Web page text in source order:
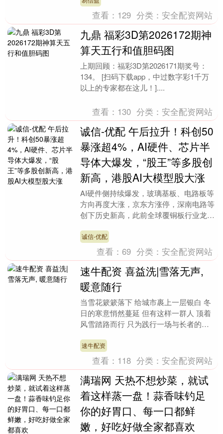
查看： 129 分类：安全配资网站
九鼎 福彩3D第2026172期神
算天五行和值胆码图
上期回顾：福彩3D第2026171期奖号：
134。 [扫码下载app，中过数字彩1千万
以上的专家都在这儿！]....
查看： 130 分类：安全配资网站
诚信-优配 午后拉升！科创50
暴涨超4%，AI硬件、芯片半
导体大爆发，“股王”等多股创
新高，港股AI大模型股大涨
AI硬件侧持续爆发，玻璃基板、电路板等
方向再度大涨，京东方涨停，深南电路等
创下历史新高，此前全球覆铜板行业龙头
函。芯片半导体....
诚信-优配
查看：69 分类：安全配资网站
速牛配资 喜益洗|雪落无声,
暖意随行
当雪花簌簌落下 给城市裹上一层银白 冬
日的寒意悄然蔓延 但有这样一群人 顶着
风雪踏路而行 只为践行一场与长者的温
雪，由社工....
速牛配资
查看： 118 分类：安全配资网站
满瑞网 天热不想炒菜，就试
着这样蒸一盘！蒜香味钓足
你的好胃口、每一口都鲜
嫩，好吃好做全家都喜欢